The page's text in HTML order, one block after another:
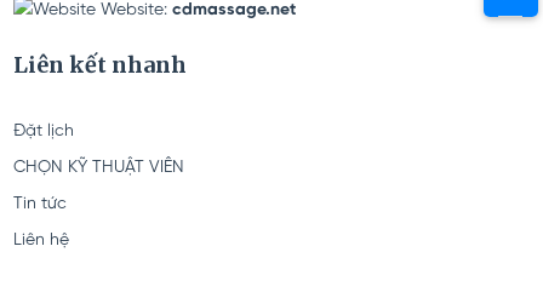
Website: cdmassage.net
Liên kết nhanh
Đặt lịch
CHỌN KỸ THUẬT VIÊN
Tin tức
Liên hệ